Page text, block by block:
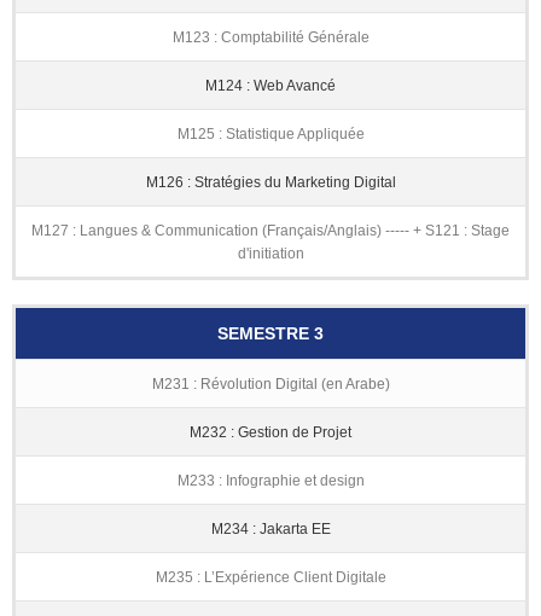
M123 : Comptabilité Générale
M124 : Web Avancé
M125 : Statistique Appliquée
M126 : Stratégies du Marketing Digital
M127 : Langues & Communication (Français/Anglais) ----- + S121 : Stage
d'initiation
SEMESTRE 3
M231 : Révolution Digital (en Arabe)
M232 : Gestion de Projet
M233 : Infographie et design
M234 : Jakarta EE
M235 : L’Expérience Client Digitale